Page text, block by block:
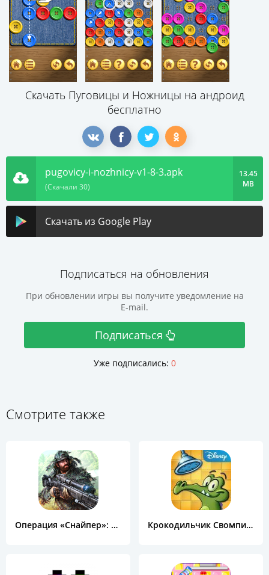
Скачать Пуговицы и Ножницы на андроид
бесплатно
pugovicy-i-nozhnicy-v1-8-3.apk
(Скачали 30)
13.45
MB
Скачать из Google Play
Подписаться на обновления
При обновлении игры вы получите уведомление на
E-mail.
Подписаться
Уже подписались: 0
Смотрите также
Операция «Снайпер»: Топ 3D шутер Крокодильчик Свомпи Free